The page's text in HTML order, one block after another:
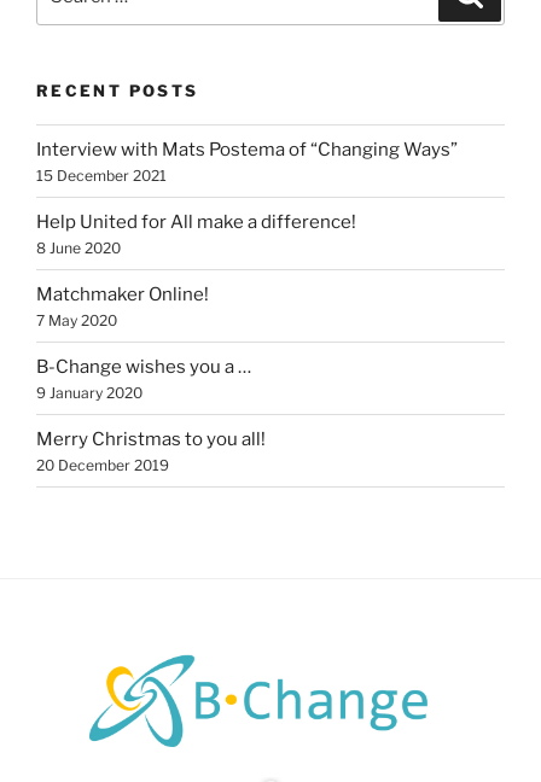
RECENT POSTS
Interview with Mats Postema of “Changing Ways”
15 December 2021
Help United for All make a difference!
8 June 2020
Matchmaker Online!
7 May 2020
B-Change wishes you a …
9 January 2020
Merry Christmas to you all!
20 December 2019